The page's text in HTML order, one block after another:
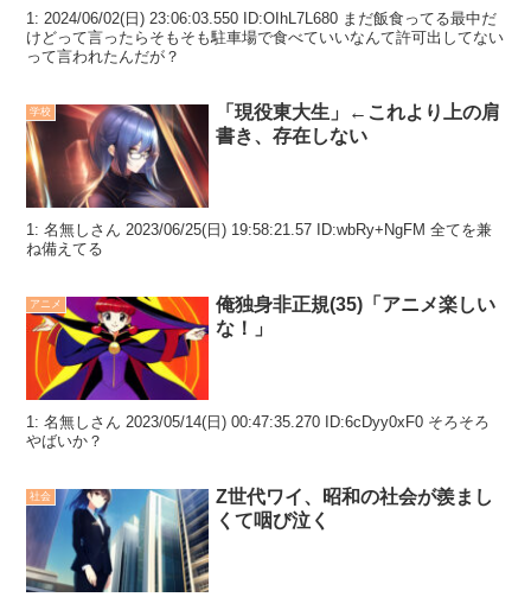
1: 2024/06/02(日) 23:06:03.550 ID:OIhL7L680 まだ飯食ってる最中だ
けどって言ったらそもそも駐車場で食べていいなんて許可出してない
って言われたんだが？
学校
「現役東大生」←これより上の肩
書き、存在しない
1: 名無しさん 2023/06/25(日) 19:58:21.57 ID:wbRy+NgFM 全てを兼
ね備えてる
アニメ
俺独身非正規(35)「アニメ楽しい
な！」
1: 名無しさん 2023/05/14(日) 00:47:35.270 ID:6cDyy0xF0 そろそろ
やばいか？
社会
Z世代ワイ、昭和の社会が羨まし
くて咽び泣く